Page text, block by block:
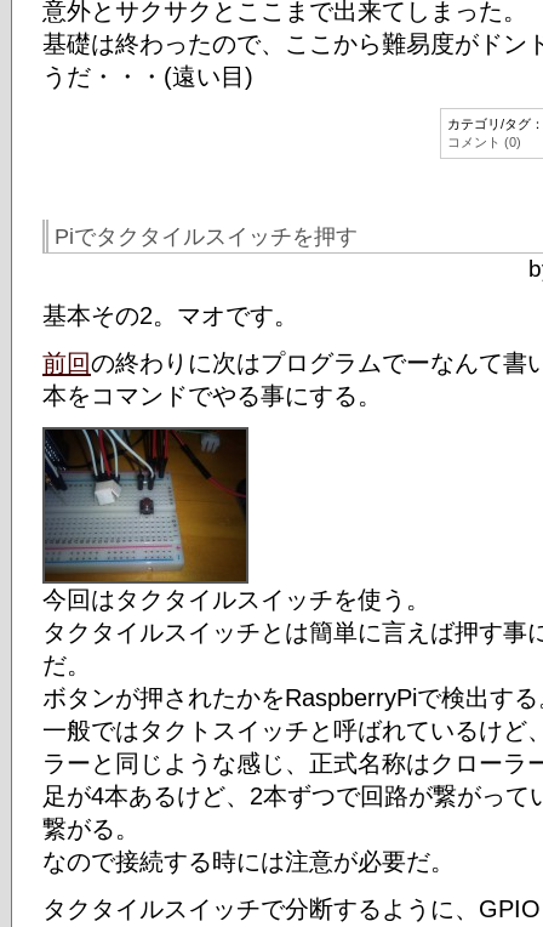
意外とサクサクとここまで出来てしまった。
基礎は終わったので、ここから難易度がドン
うだ・・・(遠い目)
カテゴリ/タグ：
コメント (0)
Piでタクタイルスイッチを押す
基本その2。マオです。
前回の終わりに次はプログラムでーなんて書
本をコマンドでやる事にする。
今回はタクタイルスイッチを使う。
タクタイルスイッチとは簡単に言えば押す事
だ。
ボタンが押されたかをRaspberryPiで検出する
一般ではタクトスイッチと呼ばれているけど
ラーと同じような感じ、正式名称はクローラ
足が4本あるけど、2本ずつで回路が繋がって
繋がる。
なので接続する時には注意が必要だ。
タクタイルスイッチで分断するように、